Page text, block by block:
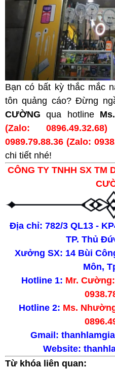
Bạn có bất kỳ thắc mắc
tôn quảng cáo? Đừng
CƯỜNG qua hotline
(Zalo: 0896.49.32.68)
0989.79.88.36 (Zalo:
chi tiết nhé!
CÔNG TY TNHH SX TM
Địa chỉ: 782/3 QL13 -
TP. Thủ
Xưởng SX: 14 Bùi
Môn,
Hotline 1: Mr.
Hotline 2: Ms.
Gmail:
Website:
Từ khóa liên quan: